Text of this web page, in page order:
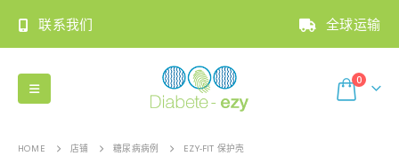
联系我们 全球运输
0
HOME 店铺 糖尿病病例 EZY-FIT 保护壳